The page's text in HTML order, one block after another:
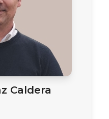
Caldera